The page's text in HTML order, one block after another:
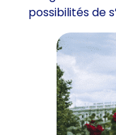
possibilités de